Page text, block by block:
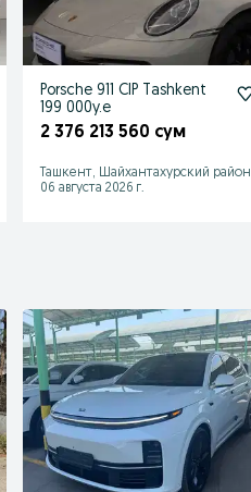
Porsche 911 CIP Tashkent
199 000y.e
2 376 213 560 сум
Ташкент, Шайхантахурский район
06 августа 2026 г.